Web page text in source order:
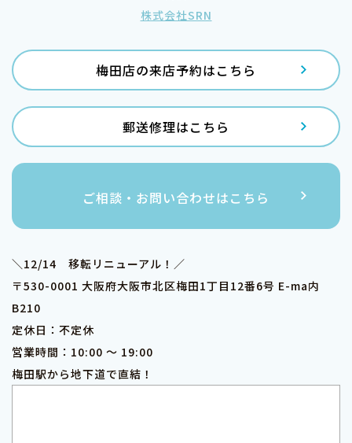
株式会社SRN
梅田店の来店予約はこちら
郵送修理はこちら
ご相談・お問い合わせはこちら
＼12/14 移転リニューアル！／
〒530-0001 大阪府大阪市北区梅田1丁目12番6号 E-ma内
B210
定休日：不定休
営業時間：10:00 ～ 19:00
梅田駅から地下道で直結！